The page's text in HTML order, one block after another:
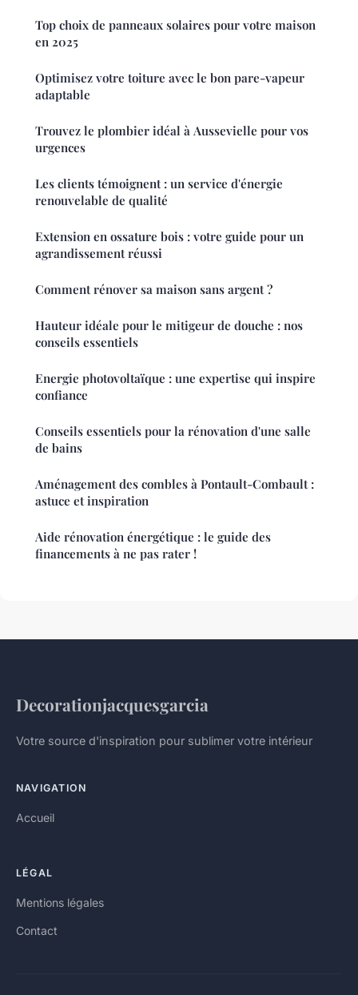
Top choix de panneaux solaires pour votre maison
en 2025
Optimisez votre toiture avec le bon pare-vapeur
adaptable
Trouvez le plombier idéal à Aussevielle pour vos
urgences
Les clients témoignent : un service d'énergie
renouvelable de qualité
Extension en ossature bois : votre guide pour un
agrandissement réussi
Comment rénover sa maison sans argent ?
Hauteur idéale pour le mitigeur de douche : nos
conseils essentiels
Energie photovoltaïque : une expertise qui inspire
confiance
Conseils essentiels pour la rénovation d'une salle
de bains
Aménagement des combles à Pontault-Combault :
astuce et inspiration
Aide rénovation énergétique : le guide des
financements à ne pas rater !
Decorationjacquesgarcia
Votre source d'inspiration pour sublimer votre intérieur
NAVIGATION
Accueil
LÉGAL
Mentions légales
Contact